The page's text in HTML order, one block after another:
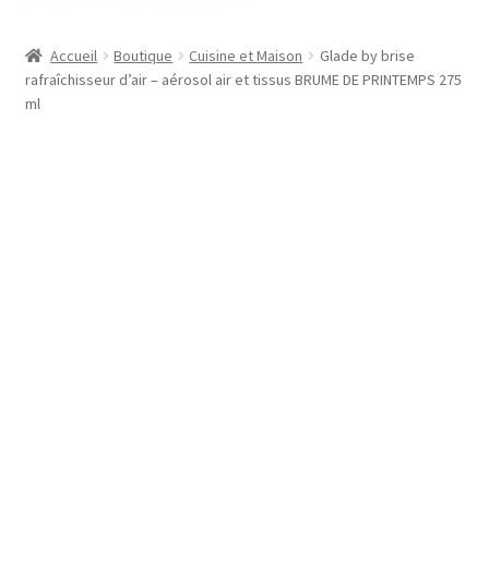
menu
Conditions Générales de Vente et d’Utilisation
Ouvrir
Accueil Boutique Cuisine et Maison
Glade by brise
rafraîchisseur d’air – aérosol air et tissus BRUME DE PRINTEMPS 275
ml